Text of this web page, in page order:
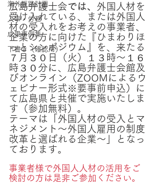
海外販路計画
人事・労務
成果事例集
下書き（確認用）
広島弁護士会では、 外国人材を
受け入れている、または外国人
材の受入れをお考えの事業者、
企業の方に向けた『ひまわりほ
っとシンポジウム』を、来たる
７月３０日（火）１３時～１６
時３０分に、広島弁護士会館及
びオンライン（ZOOMによるウ
ェビナー形式※要事前申込）に
て広島県と共催で実施いたしま
す（参加無料）。
テーマは「外国人材の受入とマ
ネジメント～外国人雇用の制度
改革と選ばれる企業～」となっ
ております。
事業者様で外国人人材の活用をご
検討の方は是非ご参加ください。